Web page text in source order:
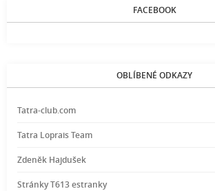
FACEBOOK
OBLÍBENÉ ODKAZY
Tatra-club.com
Tatra Loprais Team
Zdeněk Hajdušek
Stránky T613 estranky